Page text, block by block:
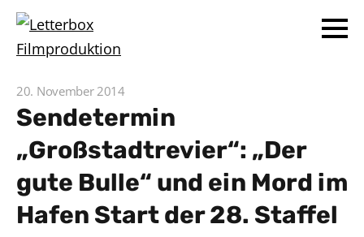
20. November 2014
Sendetermin
„Großstadtrevier“: „Der
gute Bulle“ und ein Mord im
Hafen Start der 28. Staffel